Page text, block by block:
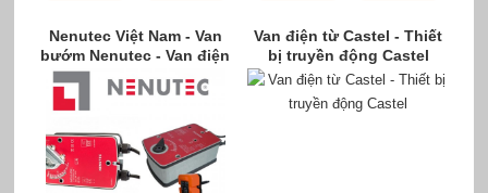
Nenutec Việt Nam - Van
bướm Nenutec - Van điện
Van điện từ Castel - Thiết
bị truyền động Castel